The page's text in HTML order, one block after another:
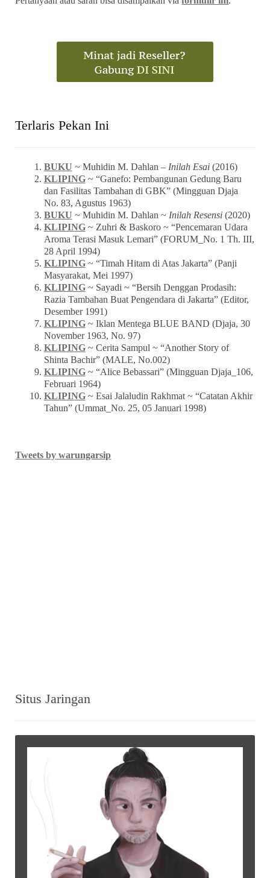
Terlaris Pekan Ini
BUKU ~ Muhidin M. Dahlan – Inilah Esai(2016)
KLIPING~ “Ganefo: Pembangunan Gedung Baru
dan Fasilitas Tambahan di GBK” (Mingguan Djaja
No. 83, Agustus 1963)
BUKU ~ Muhidin M. Dahlan ~ Inilah Resensi(2020)
KLIPING~ Zuhri & Baskoro ~ “Pencemaran Udara
Aroma Terasi Masuk Lemari” (FORUM_No. 1 Th. III,
28 April 1994)
KLIPING~ “Timah Hitam di Atas Jakarta” (Panji
Masyarakat, Mei 1997)
KLIPING~ Sayadi ~ “Bersih Denggan Prodasih:
Razia Tambahan Buat Pengendara di Jakarta” (Editor,
Desember 1991)
KLIPING~ Iklan Mentega BLUE BAND (Djaja, 30
November 1963, No. 97)
KLIPING~ Cerita Sampul ~ “Another Story of
Shinta Bachir” (MALE, No.002)
KLIPING~ “Alice Bebassari” (Mingguan Djaja_106,
Februari 1964)
KLIPING~ Esai Jalaludin Rakhmat ~ “Catatan Akhir
Tahun” (Ummat_No. 25, 05 Januari 1998)
Tweets by warungarsip
Situs Jaringan